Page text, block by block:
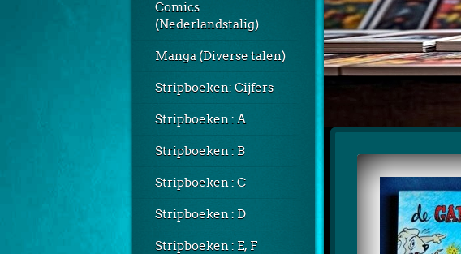
Comics
(Nederlandstalig)
Manga (Diverse talen)
Stripboeken: Cijfers
Stripboeken : A
Stripboeken : B
Stripboeken : C
Stripboeken : D
Stripboeken : E, F